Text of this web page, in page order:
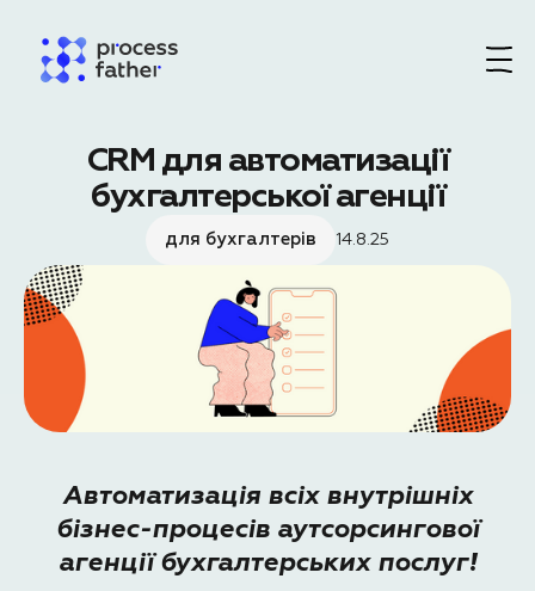
CRM для автоматизації
бухгалтерської агенції
для бухгалтерів 14.8.25
Автоматизація всіх внутрішніх
бізнес-процесів аутсорсингової
агенції бухгалтерських послуг!